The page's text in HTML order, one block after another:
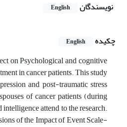
نویسندگان English
چکیده English
on Psychological and cognitive
in cancer patients. This study
and post-traumatic stress
of cancer patients (during
attend to the research.
of the Impact of Event Scale-